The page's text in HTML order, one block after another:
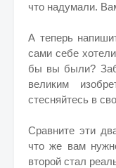
что надумали.
А теперь
сами себе
бы вы были?
великим
стесняйтесь в
Сравните эти
что же вам
второй стал